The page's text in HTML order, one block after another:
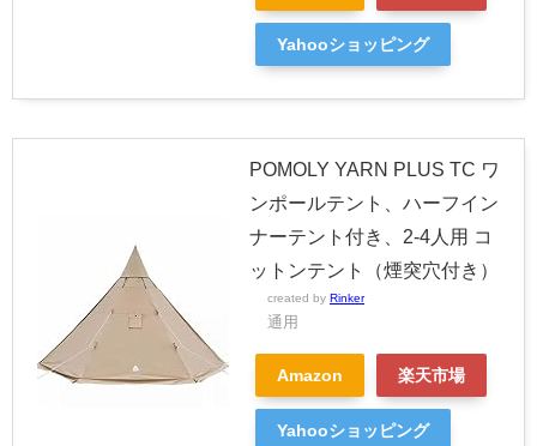
Yahooショッピング
POMOLY YARN PLUS TC ワ
ンポールテント、ハーフイン
ナーテント付き、2-4人用 コ
ットンテント（煙突穴付き）
created by Rinker
通用
Amazon 楽天市場
Yahooショッピング